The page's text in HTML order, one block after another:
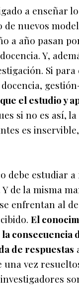
a enseñar
nuevos
a año pasan
Y,
Si
el estudio y
si no es así,
es
debe estudiar
de la misma
enfrentan al
El
la
de respuestas
una vez